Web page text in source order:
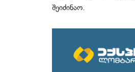
შეიძინაო.